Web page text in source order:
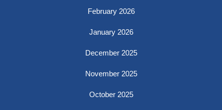
February 2026
January 2026
December 2025
November 2025
October 2025